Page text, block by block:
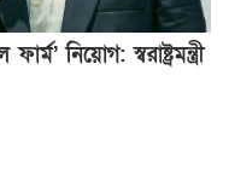
নিয়োগ: স্বরাষ্ট্রমন্ত্রী